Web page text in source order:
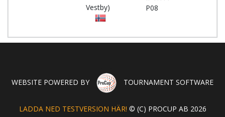
Vestby)
P08
WEBSITE POWERED BY TOURNAMENT SOFTWARE
LADDA NED TESTVERSION HÄR! © (C) PROCUP AB 2026